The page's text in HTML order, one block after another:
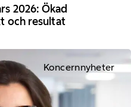
2026: Ökad
och resultat
Koncernnyheter